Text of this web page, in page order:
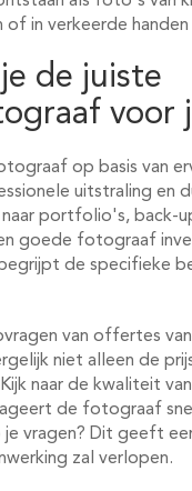
of in verkeerde
de juiste
voor
op basis van
uitstraling en
portfolio's, back-
goede fotograaf
begrijpt de specifieke
van offertes
niet alleen de
naar de kwaliteit
de fotograaf
vragen? Dit geeft
zal verlopen.